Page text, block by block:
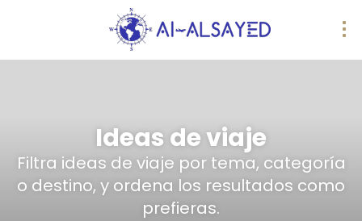
Ideas de viaje
Filtra ideas de viaje por tema, categoría
o destino, y ordena los resultados como
prefieras.